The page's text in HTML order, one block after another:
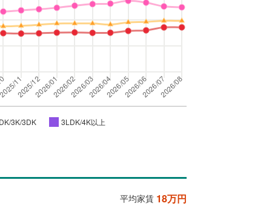
3K/3DK
3LDK/4K以上
平均家賃 18万円